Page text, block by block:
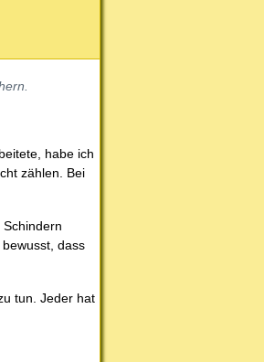
habe ich
zählen. Bei
dass
tun. Jeder hat